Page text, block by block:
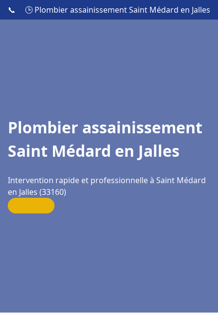
📞 🕒 Plombier assainissement Saint Médard en Jalles
Plombier assainissement
Saint Médard en Jalles
Intervention rapide et professionnelle à Saint Médard
en Jalles (33160)